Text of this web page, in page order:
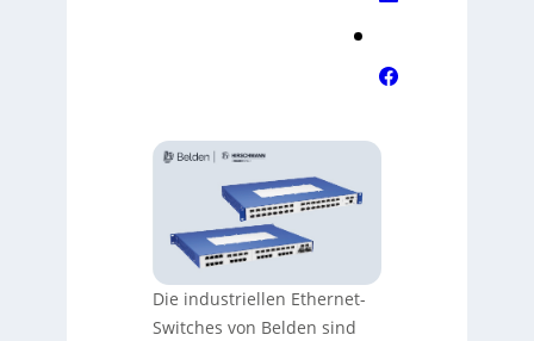
Die industriellen Ethernet-
Switches von Belden sind